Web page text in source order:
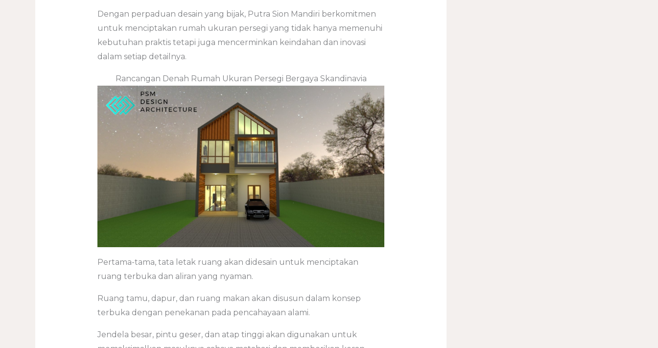
Dengan perpaduan desain yang bijak, Putra Sion Mandiri berkomitmen
untuk menciptakan rumah ukuran persegi yang tidak hanya memenuhi
kebutuhan praktis tetapi juga mencerminkan keindahan dan inovasi
dalam setiap detailnya.
Rancangan Denah Rumah Ukuran Persegi Bergaya Skandinavia
Pertama-tama, tata letak ruang akan didesain untuk menciptakan
ruang terbuka dan aliran yang nyaman.
Ruang tamu, dapur, dan ruang makan akan disusun dalam konsep
terbuka dengan penekanan pada pencahayaan alami.
Jendela besar, pintu geser, dan atap tinggi akan digunakan untuk